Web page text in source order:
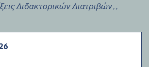
Διδακτορικών Διατριβών, ,